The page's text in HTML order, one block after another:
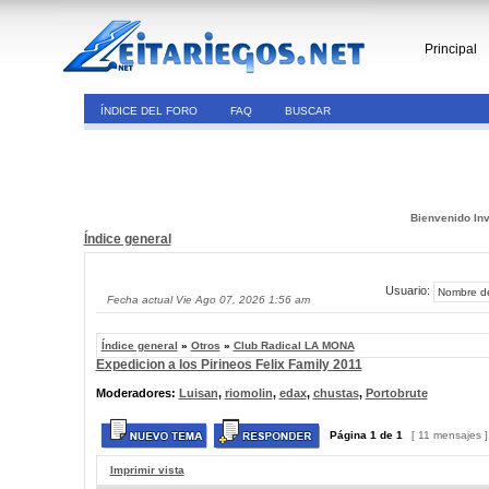
Principal
ÍNDICE DEL FORO FAQ BUSCAR
Bienvenido
Índice general
Fecha actual Vie Ago 07, 2026 1:56 am
Usuario:
Índice general » Otros » Club Radical LA MONA
Expedicion a los Pirineos Felix Family 2011
Moderadores: Luisan, riomolin, edax, chustas, Portobrute
Página 1 de 1 [ 11 mensajes
Imprimir vista